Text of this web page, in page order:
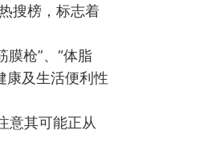
搜榜，标志着
膜枪”、“体脂
康及生活便利性
意其可能正从